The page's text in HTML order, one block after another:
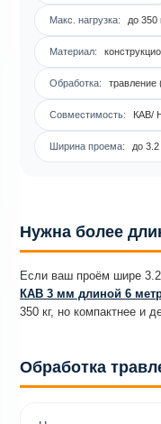
Макс. нагрузка: до 350
Материал:
Обработка: травление
Совместимость: КАВ/
Ширина проема: до
Нужна более
Если ваш проём шире
КАВ 3 мм длиной 6
350 кг, но компактнее и
Обработка